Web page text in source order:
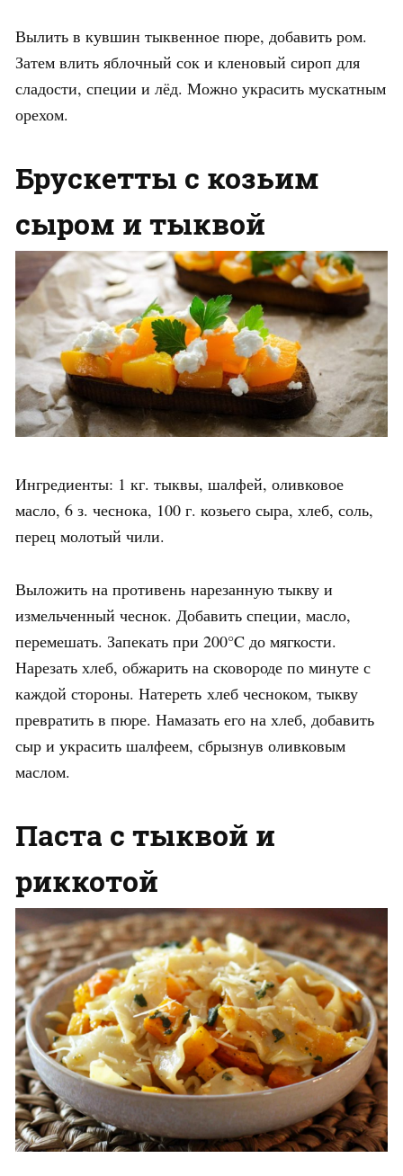
Вылить в кувшин тыквенное пюре, добавить ром.
Затем влить яблочный сок и кленовый сироп для
сладости, специи и лёд. Можно украсить мускатным
орехом.
Брускетты с козьим
сыром и тыквой
Ингредиенты: 1 кг. тыквы, шалфей, оливковое
масло, 6 з. чеснока, 100 г. козьего сыра, хлеб, соль,
перец молотый чили.
Выложить на противень нарезанную тыкву и
измельченный чеснок. Добавить специи, масло,
перемешать. Запекать при 200°C до мягкости.
Нарезать хлеб, обжарить на сковороде по минуте с
каждой стороны. Натереть хлеб чесноком, тыкву
превратить в пюре. Намазать его на хлеб, добавить
сыр и украсить шалфеем, сбрызнув оливковым
маслом.
Паста с тыквой и
риккотой